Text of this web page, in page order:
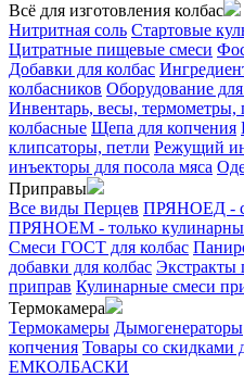
Всё для изготовления колбас
Нитритная соль Стартовые
Цитратные пищевые смеси
Добавки для колбас
колбасников Оборудование
Инвентарь, весы, термометры,
колбасные Щепа для копчения
клипсаторы, петли Режущий
инъекторы для посола мяса
Приправы
Все виды Перцев ПРЯНОЕД -
ПРЯНОЕМ - только
Смеси ГОСТ для колбас
добавки для колбас Экстракты
приправ Кулинарные смеси
Термокамера
Термокамеры Дымогенераторы
копчения Товары со скидками
ЕМКОЛБАСКИ